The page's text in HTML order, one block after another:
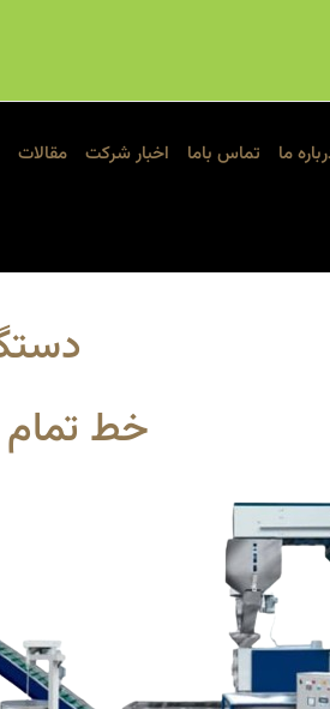
ما تماس باما اخبار شرکت مقالات
دستگاه
خط تمام